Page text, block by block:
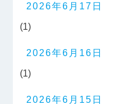
2026年6月17日
(1)
2026年6月16日
(1)
2026年6月15日